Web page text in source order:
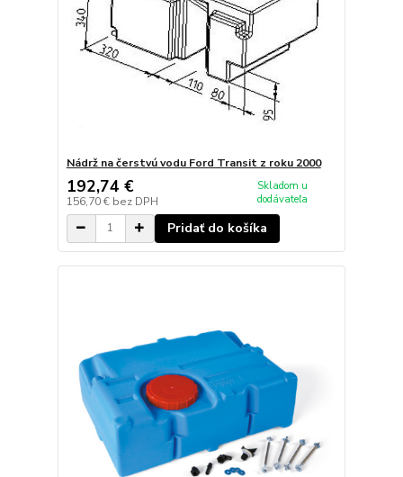
Nádrž na čerstvú vodu Ford Transit z roku 2000
192,74 €
156,70 € bez DPH
Skladom u
dodávateľa
Pridať do košíka